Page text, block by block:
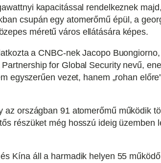
kapacitással rendelkeznek
csupán egy atomerőmű épül, a
méretű város ellátására képes.
a CNBC-nek Jacopo
for Global Security nevű,
egyszerűen vezet, hanem „rohan
országban 91 atomerőmű működik
részüket még hosszú ideig üzemben
Kína áll a harmadik helyen 55